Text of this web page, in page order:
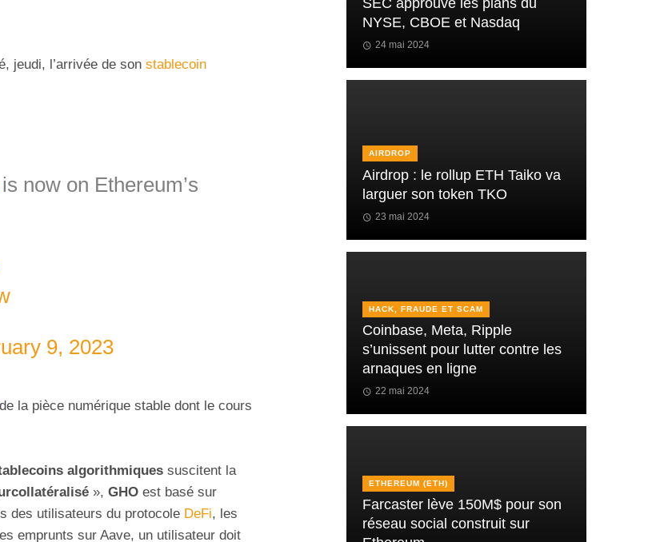
jeudi, l’arrivée de son stablecoin
now on Ethereum’s
9, 2023
de la pièce numérique stable dont le cours
algorithmiques suscitent la
», GHO est basé sur
des utilisateurs du protocole DeFi, les
emprunts sur Aave, un utilisateur doit
NYSE, CBOE et Nasdaq
24 mai 2024
AIRDROP
Airdrop : le rollup ETH Taiko va
larguer son token TKO
23 mai 2024
HACK, FRAUDE ET SCAM
Coinbase, Meta, Ripple
s’unissent pour lutter contre les
arnaques en ligne
22 mai 2024
ETHEREUM (ETH)
Farcaster lève 150M$ pour son
réseau social construit sur